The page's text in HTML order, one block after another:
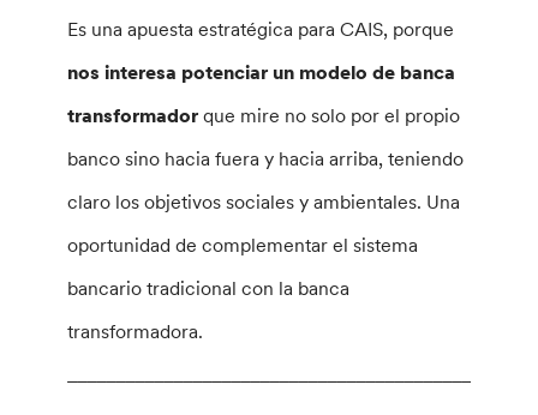
Es una apuesta estratégica para CAIS, porque
nos interesa potenciar un modelo de banca
transformador que mire no solo por el propio
banco sino hacia fuera y hacia arriba, teniendo
claro los objetivos sociales y ambientales. Una
oportunidad de complementar el sistema
bancario tradicional con la banca
transformadora.